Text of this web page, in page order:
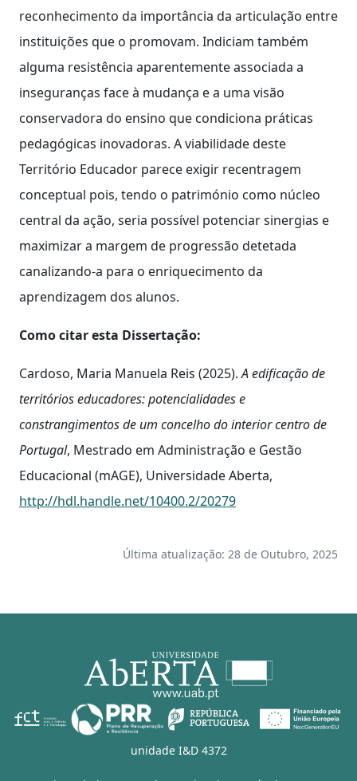
reconhecimento da importância da articulação entre
instituições que o promovam. Indiciam também
alguma resistência aparentemente associada a
inseguranças face à mudança e a uma visão
conservadora do ensino que condiciona práticas
pedagógicas inovadoras. A viabilidade deste
Território Educador parece exigir recentragem
conceptual pois, tendo o património como núcleo
central da ação, seria possível potenciar sinergias e
maximizar a margem de progressão detetada
canalizando-a para o enriquecimento da
aprendizagem dos alunos.
Como citar esta Dissertação:
Cardoso, Maria Manuela Reis (2025).A edificação de
territórios educadores: potencialidades e
constrangimentos de um concelho do interior centro de
Portugal, Mestrado em Administração e Gestão
Educacional (mAGE), Universidade Aberta,
http://hdl.handle.net/10400.2/20279
Última atualização: 28 de Outubro, 2025
unidade I&D 4372